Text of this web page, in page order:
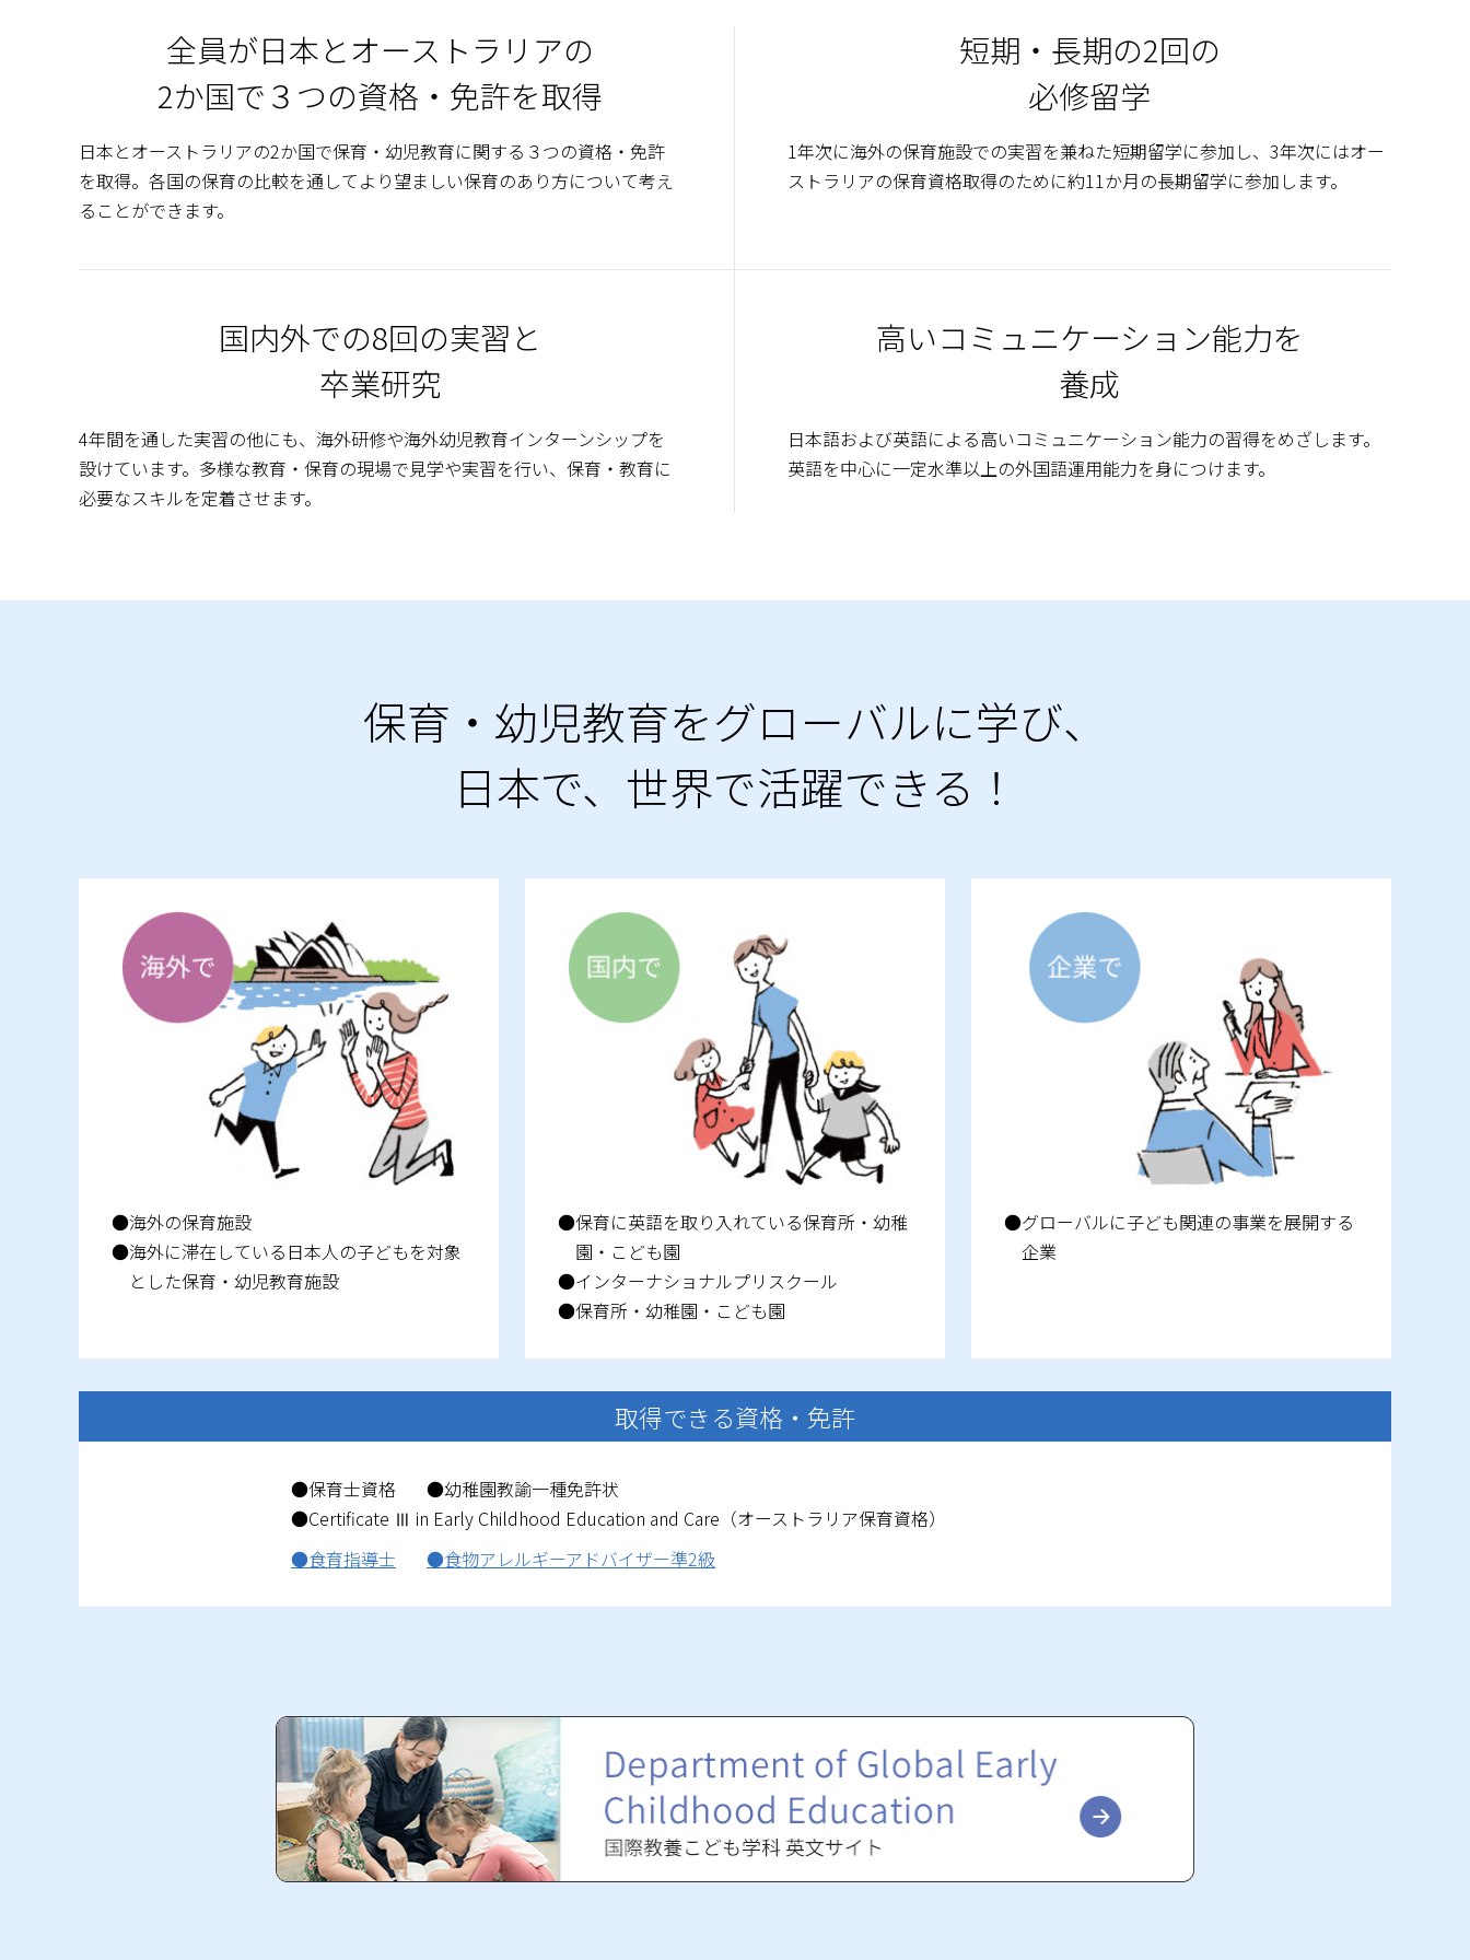
全員が日本とオーストラリアの
2か国で３つの資格・免許を取得
日本とオーストラリアの2か国で保育・幼児教育に関する３つの資格・免許
を取得。各国の保育の比較を通してより望ましい保育のあり方について考え
ることができます。
短期・長期の2回の
必修留学
1年次に海外の保育施設での実習を兼ねた短期留学に参加し、3年次にはオー
ストラリアの保育資格取得のために約11か月の長期留学に参加します。
国内外での8回の実習と
卒業研究
4年間を通した実習の他にも、海外研修や海外幼児教育インターンシップを
設けています。多様な教育・保育の現場で見学や実習を行い、保育・教育に
必要なスキルを定着させます。
高いコミュニケーション能力を
養成
日本語および英語による高いコミュニケーション能力の習得をめざします。
英語を中心に一定水準以上の外国語運用能力を身につけます。
保育・幼児教育をグローバルに学び、
日本で、世界で活躍できる！
●海外の保育施設
●海外に滞在している日本人の子どもを対象
とした保育・幼児教育施設
●保育に英語を取り入れている保育所・幼稚
園・こども園
●インターナショナルプリスクール
●保育所・幼稚園・こども園
●グローバルに子ども関連の事業を展開する
企業
取得できる資格・免許
●保育士資格
●幼稚園教諭一種免許状
●Certificate Ⅲ in Early Childhood Education and Care（オーストラリア保育資格）
●食育指導士
●食物アレルギーアドバイザー準2級